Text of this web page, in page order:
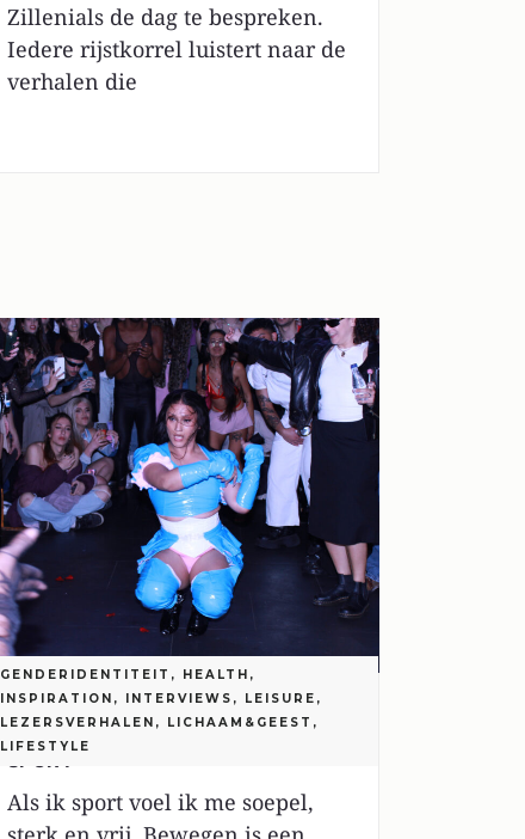
Zillenials de dag te bespreken.
Iedere rijstkorrel luistert naar de
verhalen die
GENDERIDENTITEIT , HEALTH ,
INSPIRATION , INTERVIEWS , LEISURE ,
LEZERSVERHALEN , LICHAAM&GEEST ,
LIFESTYLE
TROTS OP JE LICHAAM DOOR
SPORT
Als ik sport voel ik me soepel,